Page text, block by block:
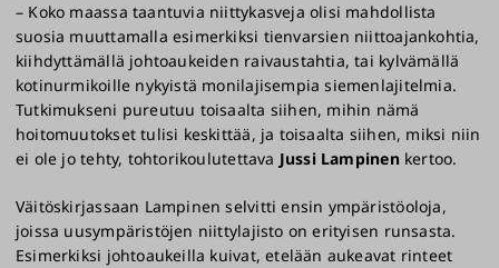
– Koko maassa taantuvia niittykasveja olisi mahdollista
suosia muuttamalla esimerkiksi tienvarsien niittoajankohtia,
kiihdyttämällä johtoaukeiden raivaustahtia, tai kylvämällä
kotinurmikoille nykyistä monilajisempia siemenlajitelmia.
Tutkimukseni pureutuu toisaalta siihen, mihin nämä
hoitomuutokset tulisi keskittää, ja toisaalta siihen, miksi niin
ei ole jo tehty, tohtorikoulutettava Jussi Lampinen kertoo.
Väitöskirjassaan Lampinen selvitti ensin ympäristöoloja,
joissa uusympäristöjen niittylajisto on erityisen runsasta.
Esimerkiksi johtoaukeilla kuivat, etelään aukeavat rinteet